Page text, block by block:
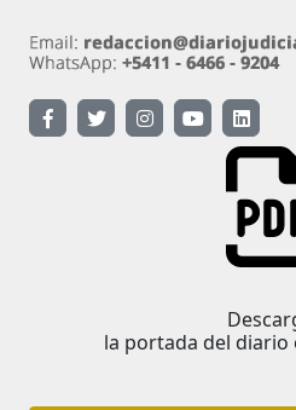
la portada del diario